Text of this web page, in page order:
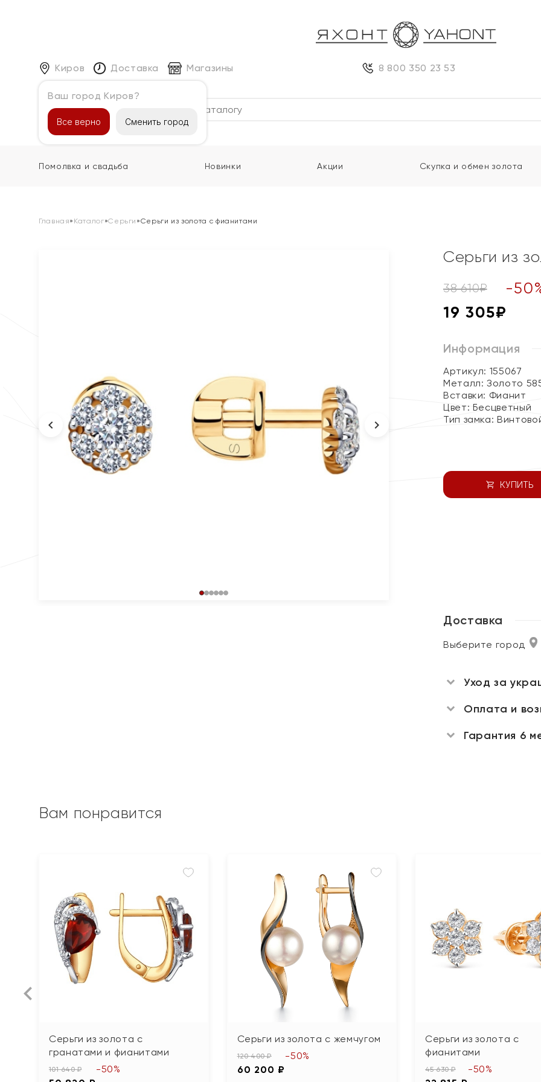
Киров
Ваш город Киров?
Все верно Сменить город
Доставка Магазины 8 800 350 23 53
Каталог
Помолвка и свадьба Новинки Акции Скупка и обмен золота
Главная» Каталог»Серьги »Серьги из золота с фианитами
Серьги из
38 610₽ -50
19 305₽
Информация
Артикул: 155067
Металл:Золото
Вставки: Фианит
Цвет: Бесцветный
Тип замка:
КУПИТЬ
Доставка
Выберите город
Уход за
Оплата и
Гарантия 6
Вам понравится
Серьги из золота с
гранатами и фианитами
101 640 ₽ -50%
Серьги из золота с жемчугом
120 400 ₽
60 200 ₽
-50%
Серьги из золота с
фианитами
45 630 ₽ -50%